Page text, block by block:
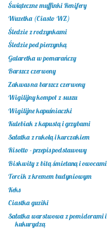
Świąteczne muffinki Renifery
Wuzetka (Ciasto WZ)
Śledzie z rodzynkami
Śledzie pod pierzynką
Galaretka w pomarańczy
Barszcz czerwony
Zakwas na barszcz czerwony
Wigilijny kompot z suszu
Wigilijne kapuśniaczki
Kulebiak z kapustą i grzybami
Sałatka z rukolą i kurczakiem
Risotto - przepis podstawowy
Biskwity z bitą śmietaną i owocami
Torcik z kremem budyniowym
Keks
Ciastka guziki
Sałatka warstwowa z pomidorami i
kukurydzą